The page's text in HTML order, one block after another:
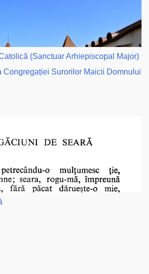
(Sanctuar Arhiepiscopal Major)
Congregației Surorilor Maicii Domnului